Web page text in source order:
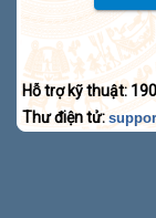
Hỗ trợ kỹ thuật:
Thư điện tử: